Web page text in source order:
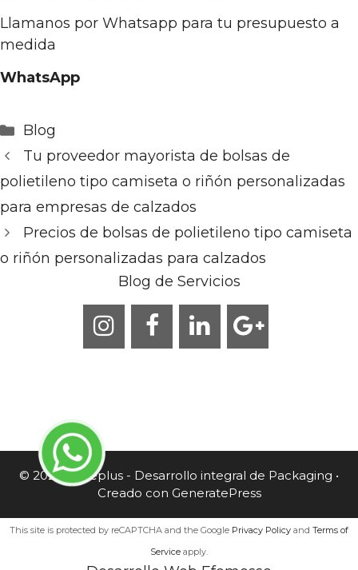
Llamanos por Whatsapp para tu presupuesto a
medida
WhatsApp
Categorías
Blog
Tu proveedor mayorista de bolsas de
polietileno tipo camiseta o riñón personalizadas
para empresas de calzados
Precios de bolsas de polietileno tipo camiseta
o riñón personalizadas para calzados
Blog de Servicios
© 2026 Caneplus - Desarrollo integral de Packaging •
Creado con GeneratePress
This site is protected by reCAPTCHA and the Google Privacy Policy and Terms of
Service apply.